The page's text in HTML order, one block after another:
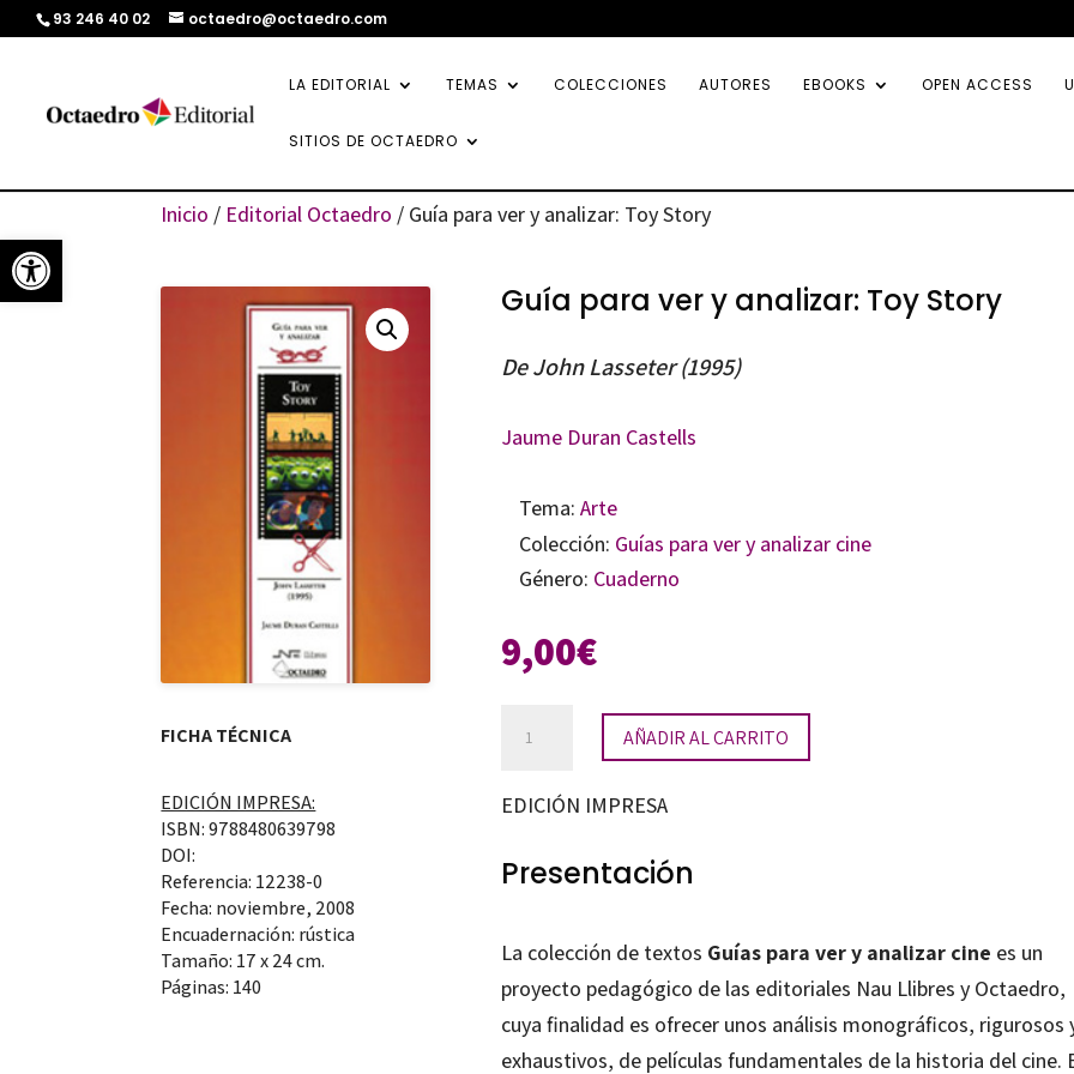
Abrir barra de herramientas
93 246 40 02 octaedro@octaedro.com
LA EDITORIAL TEMAS COLECCIONES AUTORES EBOOKS OPEN ACCESS
SITIOS DE OCTAEDRO
Inicio / Editorial Octaedro / Guía para ver y analizar: Toy Story
FICHA TÉCNICA
EDICIÓN IMPRESA:
ISBN: 9788480639798
DOI:
Referencia: 12238-0
Fecha: noviembre, 2008
Encuadernación: rústica
Tamaño: 17 x 24 cm.
Páginas: 140
Guía para ver y analizar: Toy Story
De John Lasseter (1995)
Jaume Duran Castells
Tema: Arte
Colección: Guías para ver y analizar cine
Género: Cuaderno
9,00€
ver
analizar:
AÑADIR AL CARRITO
EDICIÓN IMPRESA
Presentación
La colección de textos Guías para ver y analizar cine es un
proyecto pedagógico de las editoriales Nau Llibres y Octaedro,
cuya finalidad es ofrecer unos análisis monográficos, rigurosos
exhaustivos, de películas fundamentales de la historia del cine.